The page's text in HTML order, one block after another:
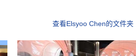
查看Elsyoo Chen的文件夹